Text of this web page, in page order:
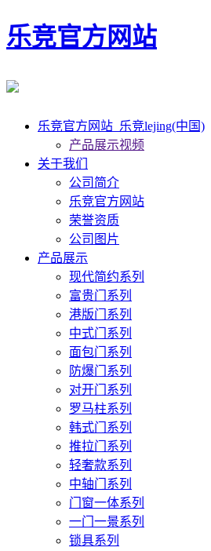
乐竞官方网站
乐竞官方网站_乐竞lejing(中国)
产品展示视频
关于我们
公司简介
乐竞官方网站
荣誉资质
公司图片
产品展示
现代简约系列
富贵门系列
港版门系列
中式门系列
面包门系列
防爆门系列
对开门系列
罗马柱系列
韩式门系列
推拉门系列
轻奢款系列
中轴门系列
门窗一体系列
一门一景系列
锁具系列